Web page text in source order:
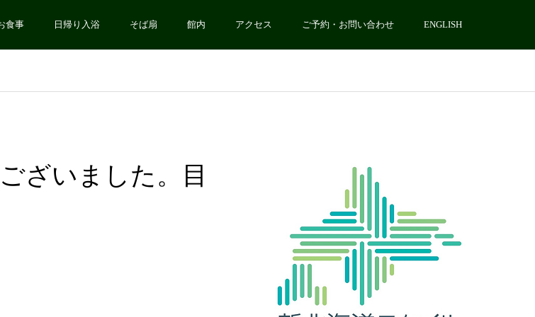
食事 日帰り入浴 そば扇 館内 アクセス ご予約・お問い合わせ ENGLISH
ざいました。目